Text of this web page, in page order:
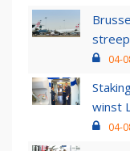
04-
winst
04-